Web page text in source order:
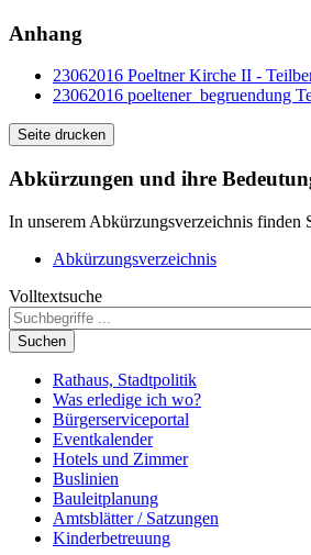
Anhang
23062016 Poeltner Kirche II -
23062016 poeltener_begruendung
Seite drucken
Abkürzungen und ihre
In unserem Abkürzungsverzeichnis finden
Abkürzungsverzeichnis
Volltextsuche
Suchen
Rathaus, Stadtpolitik
Was erledige ich wo?
Bürgerserviceportal
Eventkalender
Hotels und Zimmer
Buslinien
Bauleitplanung
Amtsblätter / Satzungen
Kinderbetreuung